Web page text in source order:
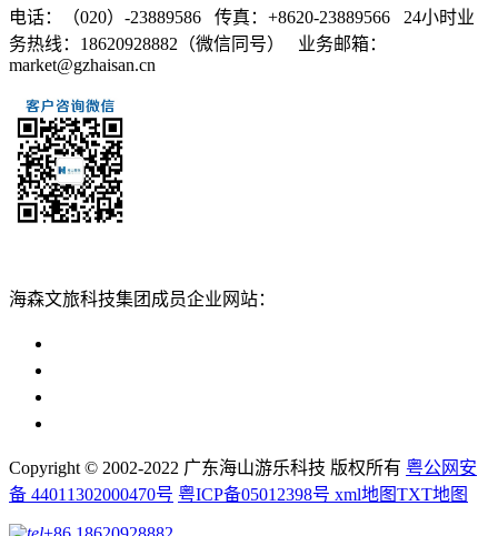
电话：（020）-23889586 传真：+8620-23889566 24小时业
务热线：18620928882（微信同号） 业务邮箱：
market@gzhaisan.cn
海森文旅科技集团成员企业网站：
Copyright © 2002-2022 广东海山游乐科技 版权所有 粤公网安
备 44011302000470号 粤ICP备05012398号 xml地图TXT地图